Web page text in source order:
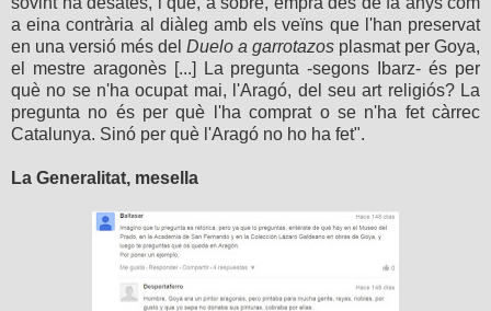
a eina contrària al diàleg amb els veïns que l'han preservat
en una versió més del Duelo a garrotazos plasmat per Goya,
el mestre aragonès [...] La pregunta -segons Ibarz- és per
què no se n'ha ocupat mai, l'Aragó, del seu art religiós? La
pregunta no és per què l'ha comprat o se n'ha fet càrrec
Catalunya. Sinó per què l'Aragó no ho ha fet".
La Generalitat, mesella